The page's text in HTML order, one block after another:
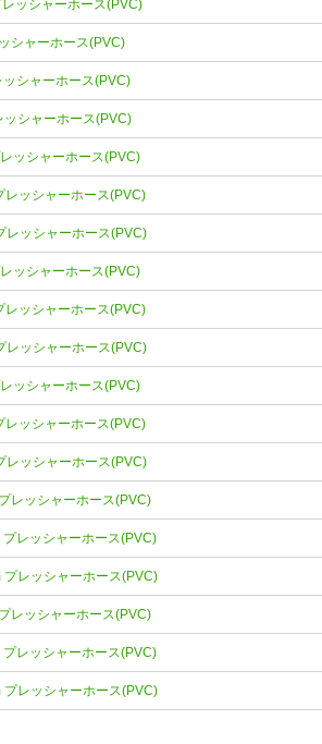
ッシャーホース(PVC)
シャーホース(PVC)
シャーホース(PVC)
シャーホース(PVC)
ッシャーホース(PVC)
ッシャーホース(PVC)
レッシャーホース(PVC)
ッシャーホース(PVC)
ッシャーホース(PVC)
レッシャーホース(PVC)
ッシャーホース(PVC)
ッシャーホース(PVC)
レッシャーホース(PVC)
レッシャーホース(PVC)
レッシャーホース(PVC)
レッシャーホース(PVC)
レッシャーホース(PVC)
レッシャーホース(PVC)
レッシャーホース(PVC)